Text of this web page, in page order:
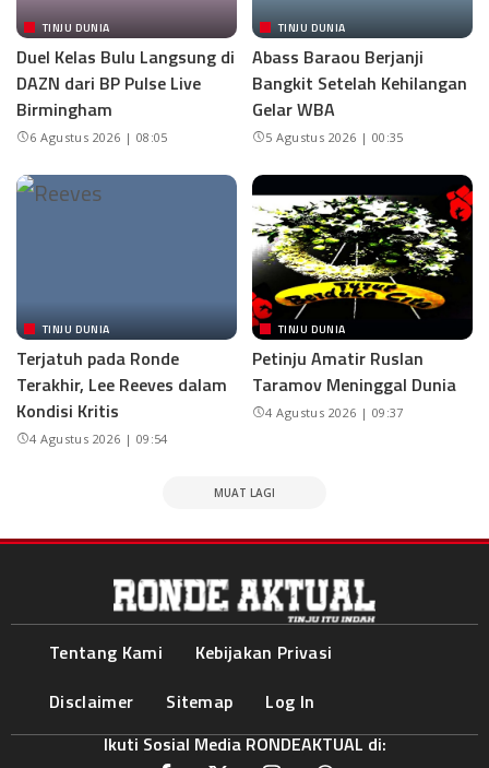
TINJU DUNIA
Duel Kelas Bulu Langsung di
DAZN dari BP Pulse Live
Birmingham
6 Agustus 2026 | 08:05
TINJU DUNIA
Abass Baraou Berjanji
Bangkit Setelah Kehilangan
Gelar WBA
5 Agustus 2026 | 00:35
TINJU DUNIA
Terjatuh pada Ronde
Terakhir, Lee Reeves dalam
Kondisi Kritis
4 Agustus 2026 | 09:54
TINJU DUNIA
Petinju Amatir Ruslan
Taramov Meninggal Dunia
4 Agustus 2026 | 09:37
MUAT LAGI
Tentang Kami
Kebijakan Privasi
Disclaimer
Sitemap
Log In
Ikuti Sosial Media RONDEAKTUAL di: